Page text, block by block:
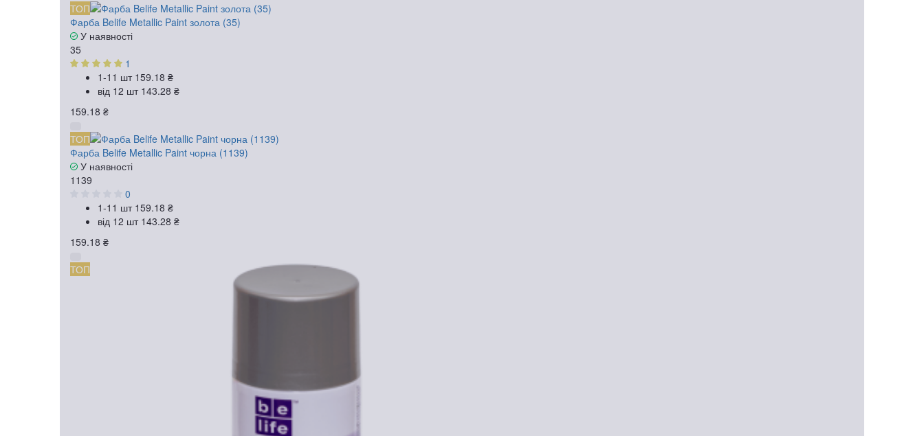
ТОП
Фарба Belife Metallic Paint золота (35)
У наявності
35
1
1-11 шт 159.18 ₴
від 12 шт 143.28 ₴
159.18 ₴
ТОП
Фарба Belife Metallic Paint чорна (1139)
У наявності
1139
0
1-11 шт 159.18 ₴
від 12 шт 143.28 ₴
159.18 ₴
ТОП